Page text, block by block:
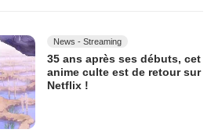
News - Streaming
35 ans après ses débuts, cet
anime culte est de retour sur
Netflix !